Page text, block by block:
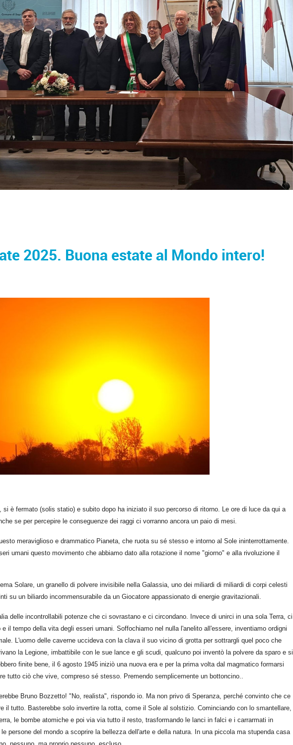
2025. Buona estate al Mondo intero!
si è fermato (solis statio) e subito dopo ha iniziato il suo percorso di ritorno. Le ore di luce da qui a
se per percepire le conseguenze dei raggi ci vorranno ancora un paio di mesi.
meraviglioso e drammatico Pianeta, che ruota su sé stesso e intorno al Sole ininterrottamente.
umani questo movimento che abbiamo dato alla rotazione il nome "giorno" e alla rivoluzione il
Solare, un granello di polvere invisibile nella Galassia, uno dei miliardi di miliardi di corpi celesti
su un biliardo incommensurabile da un Giocatore appassionato di energie gravitazionali.
delle incontrollabili potenze che ci sovrastano e ci circondano. Invece di unirci in una sola Terra, ci
il tempo della vita degli esseri umani. Soffochiamo nel nulla l'anelito all'essere, inventiamo ordigni
L'uomo delle caverne uccideva con la clava il suo vicino di grotta per sottrargli quel poco che
la Legione, imbattibile con le sue lance e gli scudi, qualcuno poi inventò la polvere da sparo e si
finite bene, il 6 agosto 1945 iniziò una nuova era e per la prima volta dal magmatico formarsi
tutto ciò che vive, compreso sé stesso. Premendo semplicemente un bottoncino..
Bruno Bozzetto! "No, realista", rispondo io. Ma non privo di Speranza, perché convinto che ce
il tutto. Basterebbe solo invertire la rotta, come il Sole al solstizio. Cominciando con lo smantellare,
le bombe atomiche e poi via via tutto il resto, trasformando le lanci in falci e i carrarmati in
persone del mondo a scoprire la bellezza dell'arte e della natura. In una piccola ma stupenda casa